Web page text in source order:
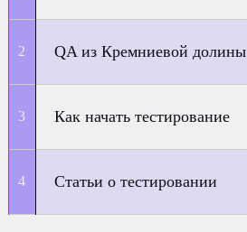
QA из Кремниевой долины
Как начать тестирование
Статьи о тестировании